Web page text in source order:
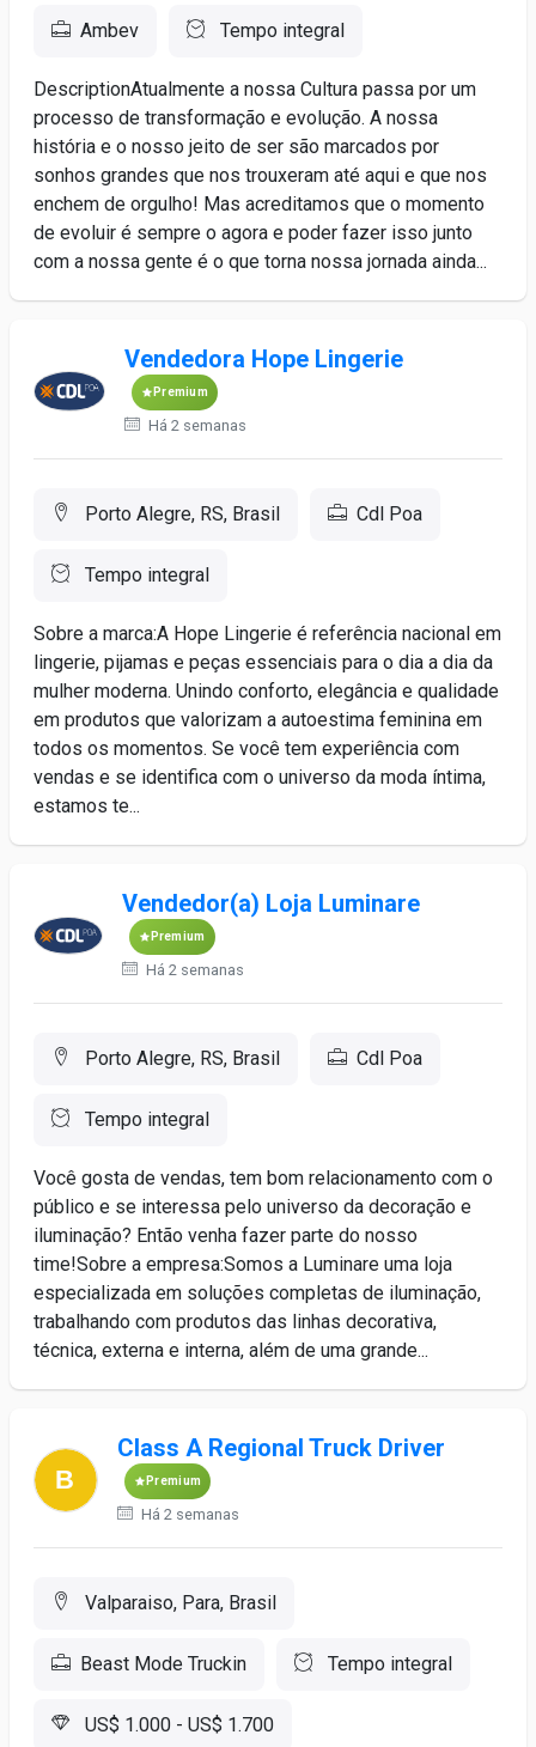
Ambev Tempo integral
DescriptionAtualmente a nossa Cultura passa por um
processo de transformação e evolução. A nossa
história e o nosso jeito de ser são marcados por
sonhos grandes que nos trouxeram até aqui e que nos
enchem de orgulho! Mas acreditamos que o momento
de evoluir é sempre o agora e poder fazer isso junto
com a nossa gente é o que torna nossa jornada ainda...
Vendedora Hope Lingerie
Premium
Há 2 semanas
Porto Alegre, RS, Brasil Cdl Poa
Tempo integral
Sobre a marca:A Hope Lingerie é referência nacional em
lingerie, pijamas e peças essenciais para o dia a dia da
mulher moderna. Unindo conforto, elegância e qualidade
em produtos que valorizam a autoestima feminina em
todos os momentos. Se você tem experiência com
vendas e se identifica com o universo da moda íntima,
estamos te...
Vendedor(a) Loja Luminare
Premium
Há 2 semanas
Porto Alegre, RS, Brasil Cdl Poa
Tempo integral
Você gosta de vendas, tem bom relacionamento com o
público e se interessa pelo universo da decoração e
iluminação? Então venha fazer parte do nosso
time!Sobre a empresa:Somos a Luminare uma loja
especializada em soluções completas de iluminação,
trabalhando com produtos das linhas decorativa,
técnica, externa e interna, além de uma grande...
Class A Regional Truck Driver
Premium
Há 2 semanas
Valparaiso, Para, Brasil
Beast Mode Truckin Tempo integral
US$ 1.000 - US$ 1.700